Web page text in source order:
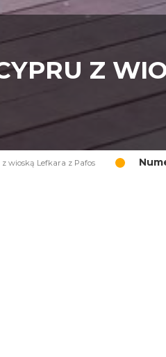
Z
wioską Lefkara z Pafos